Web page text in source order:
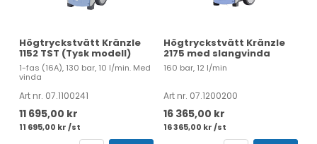
Högtryckstvätt Kränzle
1152 TST (Tysk modell)
1-fas (16A), 130 bar, 10 l/min. Med
vinda
Art nr. 07.1100241
11 695,00 kr
11 695,00 kr /st
Högtryckstvätt Kränzle
2175 med slangvinda
160 bar, 12 l/min
Art nr. 07.1200200
16 365,00 kr
16 365,00 kr /st